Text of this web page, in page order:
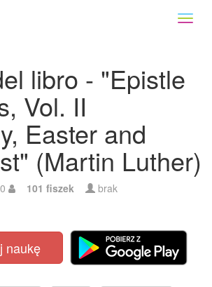
libro - "Epistle
Vol. II
Easter and
(Martin Luther)
0 101 fiszek brak
naukę